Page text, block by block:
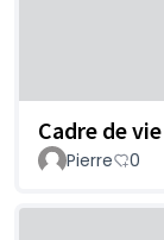
Cadre de
Pierre
0